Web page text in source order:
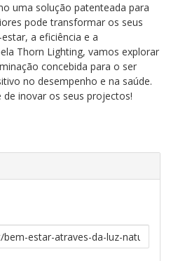
uma solução patenteada para
pode transformar os seus
a eficiência e a
Thorn Lighting, vamos explorar
concebida para o ser
no desempenho e na saúde.
inovar os seus projectos!